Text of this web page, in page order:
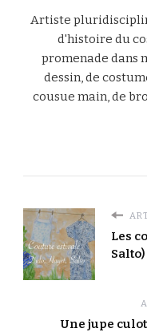
Artiste
d'histoire du
promenade dans
dessin, de
cousue main, de
Les
Salto)
Une jupe